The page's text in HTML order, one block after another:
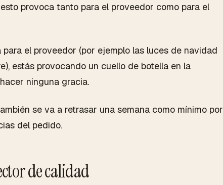
provoca tanto para el proveedor como para el
el proveedor (por ejemplo las luces de navidad
estás provocando un cuello de botella en la
ninguna gracia.
se va a retrasar una semana como mínimo por
del pedido.
de calidad